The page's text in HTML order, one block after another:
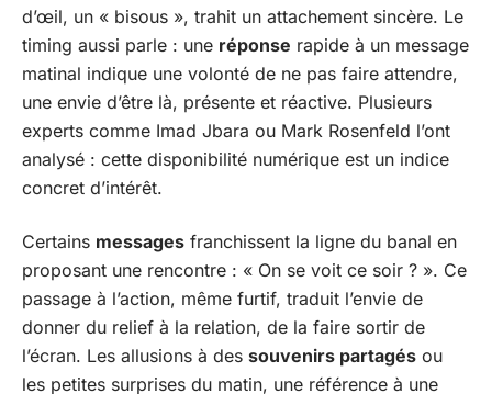
d’œil, un « bisous », trahit un attachement sincère. Le
timing aussi parle : une réponse rapide à un message
matinal indique une volonté de ne pas faire attendre,
une envie d’être là, présente et réactive. Plusieurs
experts comme Imad Jbara ou Mark Rosenfeld l’ont
analysé : cette disponibilité numérique est un indice
concret d’intérêt.
Certains messages franchissent la ligne du banal en
proposant une rencontre : « On se voit ce soir ? ». Ce
passage à l’action, même furtif, traduit l’envie de
donner du relief à la relation, de la faire sortir de
l’écran. Les allusions à des souvenirs partagés ou
les petites surprises du matin, une référence à une